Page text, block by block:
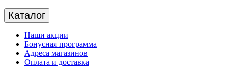
Каталог
Наши акции
Бонусная программа
Адреса магазинов
Оплата и доставка